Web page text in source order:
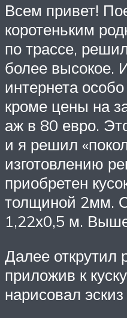
Всем привет!
коротеньким
по трассе,
более высокое.
интернета
кроме цены на
аж в 80 евро.
и я решил
изготовлению
приобретен
толщиной 2мм.
1,22х0,5 м.
Далее открутил
приложив к
нарисовал эскиз